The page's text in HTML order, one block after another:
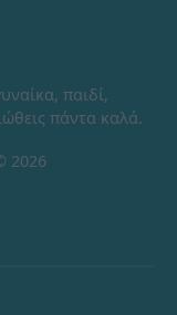
παιδί,
πάντα καλά.
2026